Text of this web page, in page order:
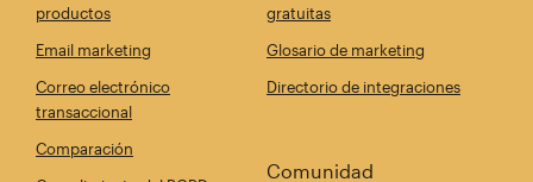
productos
Email marketing
Correo electrónico
transaccional
Comparación
gratuitas
Glosario de marketing
Directorio de integraciones
Comunidad